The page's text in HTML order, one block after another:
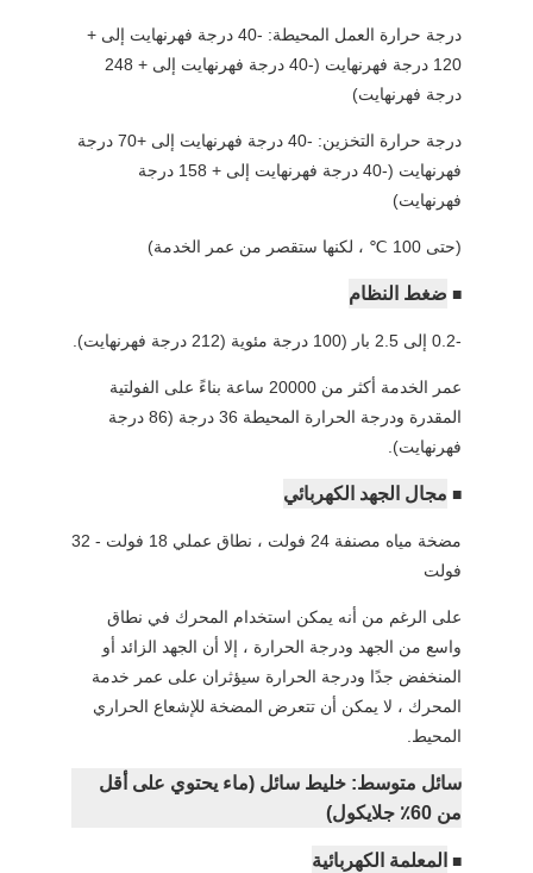
درجة حرارة العمل المحيطة: -40 درجة فهرنهايت إلى +
120 درجة فهرنهايت (-40 درجة فهرنهايت إلى + 248
درجة فهرنهايت)
درجة حرارة التخزين: -40 درجة فهرنهايت إلى +70 درجة
فهرنهايت (-40 درجة فهرنهايت إلى + 158 درجة
فهرنهايت)
(حتى 100 ℃ ، لكنها ستقصر من عمر الخدمة)
■ ضغط النظام
-0.2 إلى 2.5 بار (100 درجة مئوية (212 درجة فهرنهايت).
عمر الخدمة أكثر من 20000 ساعة بناءً على الفولتية
المقدرة ودرجة الحرارة المحيطة 36 درجة (86 درجة
فهرنهايت).
■ مجال الجهد الكهربائي
مضخة مياه مصنفة 24 فولت ، نطاق عملي 18 فولت - 32
فولت
على الرغم من أنه يمكن استخدام المحرك في نطاق
واسع من الجهد ودرجة الحرارة ، إلا أن الجهد الزائد أو
المنخفض جدًا ودرجة الحرارة سيؤثران على عمر خدمة
المحرك ، لا يمكن أن تتعرض المضخة للإشعاع الحراري
المحيط.
سائل متوسط: خليط سائل (ماء يحتوي على أقل
من 60٪ جلايكول)
■ المعلمة الكهربائية